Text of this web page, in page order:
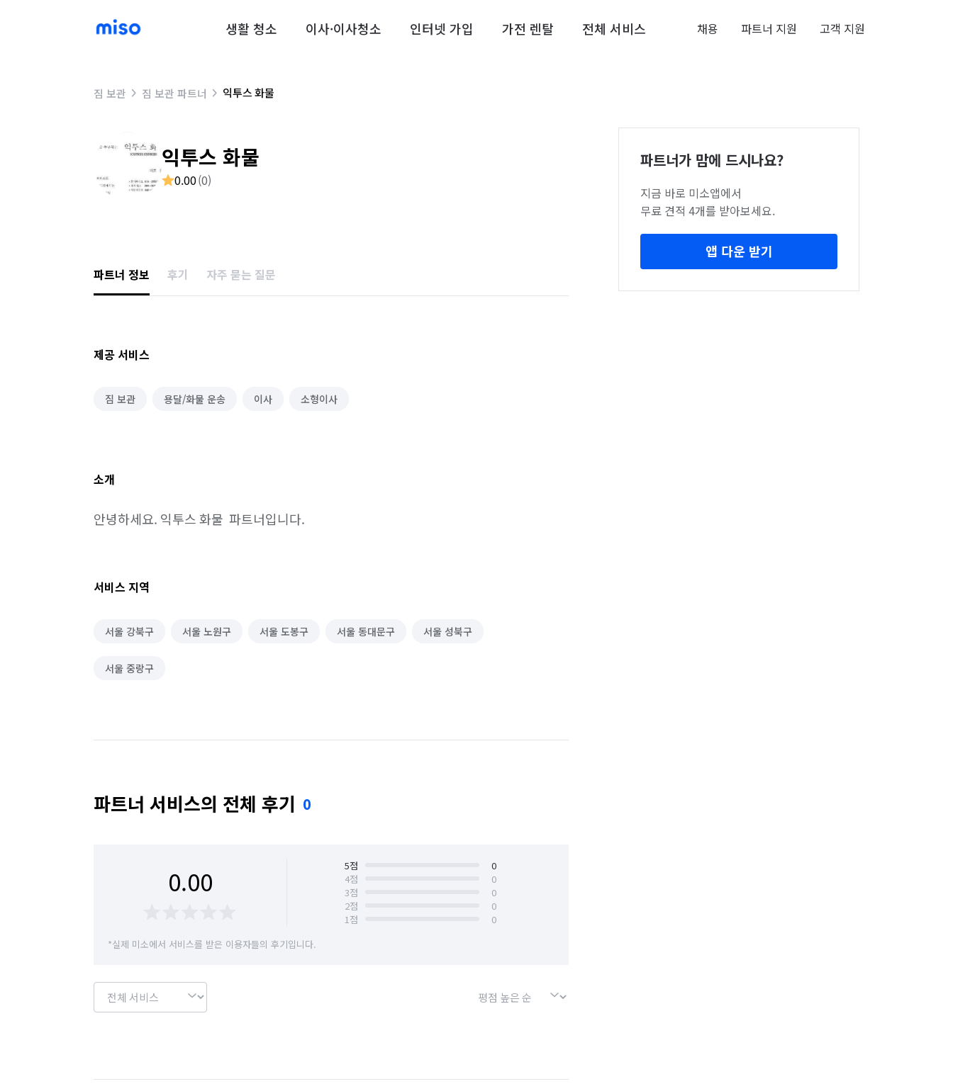
생활 청소 이사·이사청소 인터넷 가입 가전 렌탈 전체 서비스 채용 파트너 지원 고객 지원
짐 보관 짐 보관 파트너 익투스 화물
익투스 화물
0.00(0)
파트너 정보 후기 자주 묻는 질문
제공 서비스
짐 보관 용달/화물 운송 이사 소형이사
소개
안녕하세요. 익투스 화물  파트너입니다.
서비스 지역
서울 강북구 서울 노원구 서울 도봉구 서울 동대문구 서울 성북구
서울 중랑구
파트너 서비스의 전체 후기 0
0.00 5점
0
4점
0
3점
0
2점
0
1점
0
*실제 미소에서 서비스를 받은 이용자들의 후기입니다.
파트너가 맘에 드시나요?
지금 바로 미소앱에서
무료 견적 4개를 받아보세요.
앱 다운 받기